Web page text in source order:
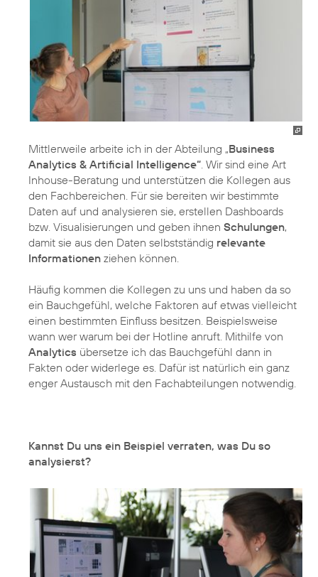
Mittlerweile arbeite ich in der Abteilung „Business
Analytics & Artificial Intelligence“. Wir sind eine Art
Inhouse-Beratung und unterstützen die Kollegen aus
den Fachbereichen. Für sie bereiten wir bestimmte
Daten auf und analysieren sie, erstellen Dashboards
bzw. Visualisierungen und geben ihnen Schulungen,
damit sie aus den Daten selbstständig relevante
Informationen ziehen können.
Häufig kommen die Kollegen zu uns und haben da so
ein Bauchgefühl, welche Faktoren auf etwas vielleicht
einen bestimmten Einfluss besitzen. Beispielsweise
wann wer warum bei der Hotline anruft. Mithilfe von
Analytics übersetze ich das Bauchgefühl dann in
Fakten oder widerlege es. Dafür ist natürlich ein ganz
enger Austausch mit den Fachabteilungen notwendig.
Kannst Du uns ein Beispiel verraten, was Du so
analysierst?